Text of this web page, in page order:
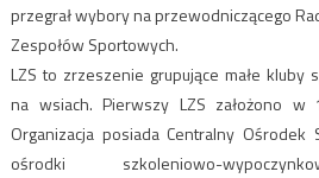
przegrał wybory na przewodniczącego
Zespołów Sportowych.
LZS to zrzeszenie grupujące małe kluby
na wsiach. Pierwszy LZS założono w
Organizacja posiada Centralny
ośrodki szkoleniowo-